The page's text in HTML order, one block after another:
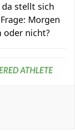
stellt sich
Morgen
oder nicht?